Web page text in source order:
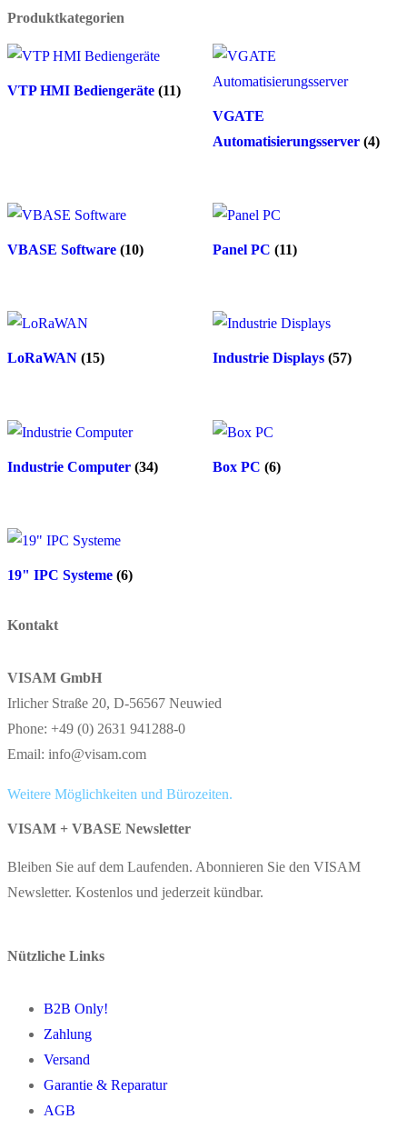
Produktkategorien
VTP HMI Bediengeräte (11)
VGATE
Automatisierungsserver (4)
VBASE Software (10) Panel PC (11)
LoRaWAN (15) Industrie Displays (57)
Industrie Computer (34) Box PC (6)
19" IPC Systeme (6)
Kontakt
VISAM GmbH
Irlicher Straße 20, D-56567 Neuwied
Phone: +49 (0) 2631 941288-0
Email: info@visam.com
Weitere Möglichkeiten und Bürozeiten.
VISAM + VBASE Newsletter
Bleiben Sie auf dem Laufenden. Abonnieren Sie den VISAM
Newsletter. Kostenlos und jederzeit kündbar.
Nützliche Links
B2B Only!
Zahlung
Versand
Garantie & Reparatur
AGB